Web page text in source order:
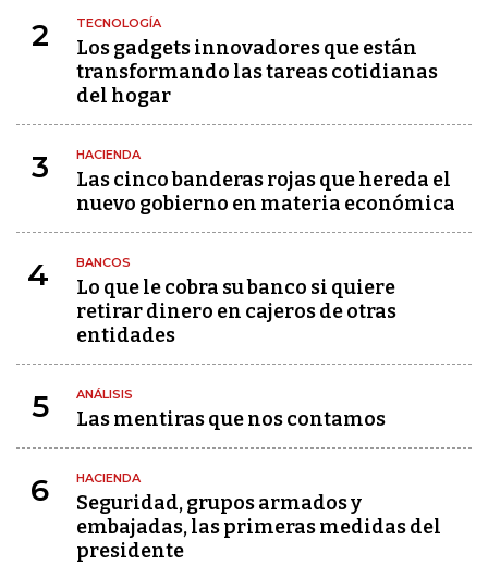
2 TECNOLOGÍA
Los gadgets innovadores que están
transformando las tareas cotidianas
del hogar
3 HACIENDA
Las cinco banderas rojas que hereda el
nuevo gobierno en materia económica
4 BANCOS
Lo que le cobra su banco si quiere
retirar dinero en cajeros de otras
entidades
5 ANÁLISIS
Las mentiras que nos contamos
6 HACIENDA
Seguridad, grupos armados y
embajadas, las primeras medidas del
presidente